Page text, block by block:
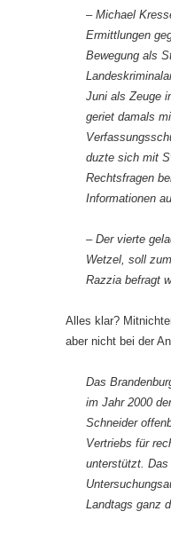
– Michael
Ermittlungen
Bewegung als
Juni als Zeuge
geriet damals
duzte sich mit
Rechtsfragen
Informationen
– Der vierte
Wetzel, soll
Razzia befragt
Alles klar?
aber nicht bei der
Das
im Jahr 2000
Schneider
Vertriebs für
unterstützt. Das
Landtags ganz